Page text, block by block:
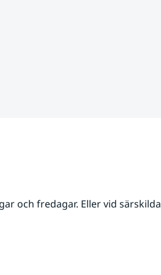
och fredagar. Eller vid särskilda